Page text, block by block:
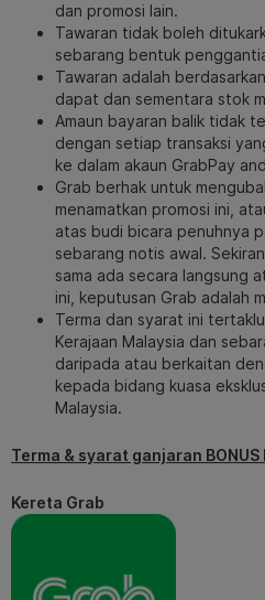
dan promosi lain.
Tawaran tidak boleh
sebarang bentuk
Tawaran adalah
dapat dan sementara stok
Amaun bayaran balik tidak
dengan setiap transaksi
ke dalam akaun GrabPay
Grab berhak untuk
menamatkan promosi ini,
atas budi bicara penuhnya
sebarang notis awal.
sama ada secara langsung
ini, keputusan Grab adalah
Terma dan syarat ini
Kerajaan Malaysia dan
daripada atau berkaitan
kepada bidang kuasa
Malaysia.
Terma & syarat ganjaran BONUS
Kereta Grab